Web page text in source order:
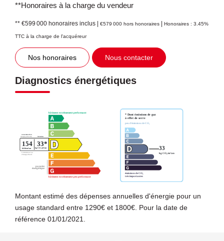
**Honoraires à la charge du vendeur
** €599 000 honoraires inclus | €579 000 hors honoraires | Honoraires : 3.45%
TTC à la charge de l'acquéreur
Nos honoraires Nous contacter
Diagnostics énergétiques
Montant estimé des dépenses annuelles d'énergie pour un
usage standard entre 1290€ et 1800€. Pour la date de
référence 01/01/2021.